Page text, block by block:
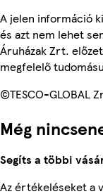
A jelen információ
és azt nem lehet
Áruházak Zrt.
megfelelő
©TESCO-GLOBAL
Még
Segíts a többi
Az értékeléseket a